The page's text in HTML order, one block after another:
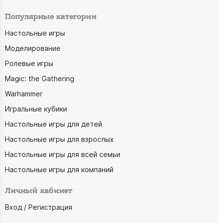
Популярные категории
Настольные игры
Моделирование
Ролевые игры
Magic: the Gathering
Warhammer
Игральные кубики
Настольные игры для детей
Настольные игры для взрослых
Настольные игры для всей семьи
Настольные игры для компаний
Личный кабинет
Вход / Регистрация